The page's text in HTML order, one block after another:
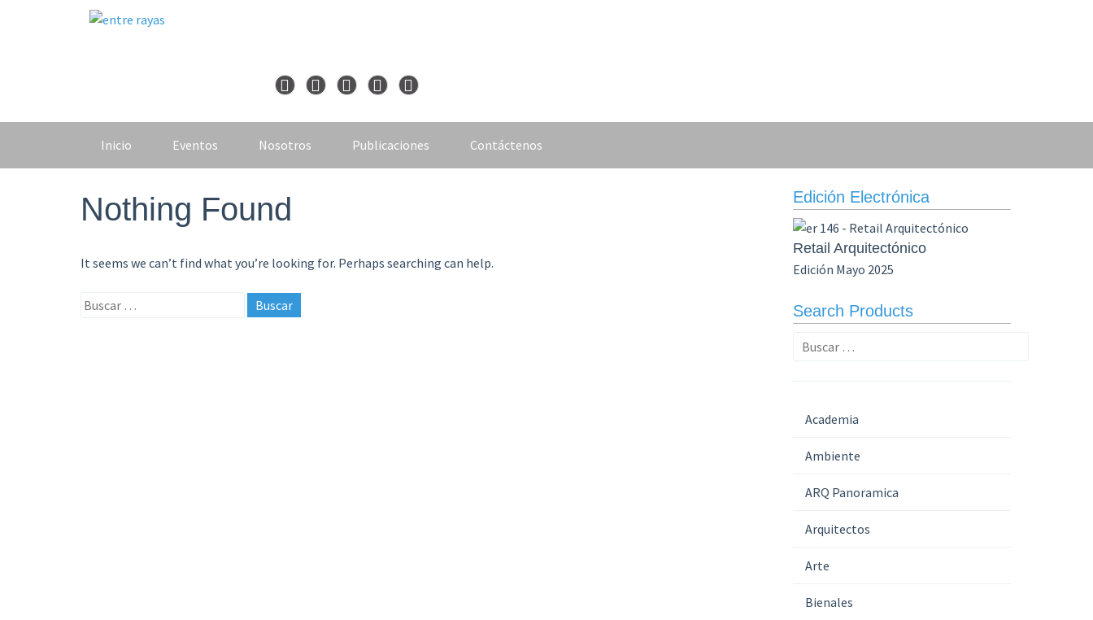
Inicio Eventos Nosotros Publicaciones Contáctenos
Nothing Found
It seems we can’t find what you’re looking for. Perhaps searching can help.
Buscar:
Edición Electrónica
Retail Arquitectónico
Edición Mayo 2025
Search Products
Buscar:
Academia
Ambiente
ARQ Panoramica
Arquitectos
Arte
Bienales